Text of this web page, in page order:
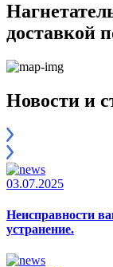
доставкой
Новости и
03.07.2025
Неисправности
устранение.